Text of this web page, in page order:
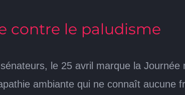
contre le paludisme
le 25 avril marque la
ambiante qui ne connaît